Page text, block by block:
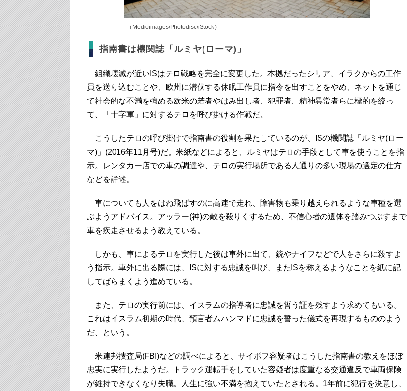
（Medioimages/Photodisc/iStock）
指南書は機関誌「ルミヤ(ローマ)」
組織壊滅が近いISはテロ戦略を完全に変更した。本拠だったシリア、イラクからの工作
員を送り込むことや、欧州に潜伏する休眠工作員に指令を出すことをやめ、ネットを通じ
て社会的な不満を強める欧米の若者やはみ出し者、犯罪者、精神異常者らに標的を絞っ
て、「十字軍」に対するテロを呼び掛ける作戦だ。
こうしたテロの呼び掛けで指南書の役割を果たしているのが、ISの機関誌「ルミヤ(ロー
マ)」(2016年11月号)だ。米紙などによると、ルミヤはテロの手段として車を使うことを指
示。レンタカー店での車の調達や、テロの実行場所である人通りの多い現場の選定の仕方
などを詳述。
車についても人をはね飛ばすのに高速で走れ、障害物も乗り越えられるような車種を選
ぶようアドバイス。アッラー(神)の敵を殺りくするため、不信心者の遺体を踏みつぶすまで
車を疾走させるよう教えている。
しかも、車によるテロを実行した後は車外に出て、銃やナイフなどで人をさらに殺すよ
う指示。車外に出る際には、ISに対する忠誠を叫び、またISを称えるようなことを紙に記
してばらまくよう進めている。
また、テロの実行前には、イスラムの指導者に忠誠を誓う証を残すよう求めてもいる。
これはイスラム初期の時代、預言者ムハンマドに忠誠を誓った儀式を再現するもののよう
だ、という。
米連邦捜査局(FBI)などの調べによると、サイポフ容疑者はこうした指南書の教えをほぼ
忠実に実行したようだ。トラック運転手をしていた容疑者は度重なる交通違反で車両保険
が維持できなくなり失職。人生に強い不満を抱えていたとされる。1年前に犯行を決意し、